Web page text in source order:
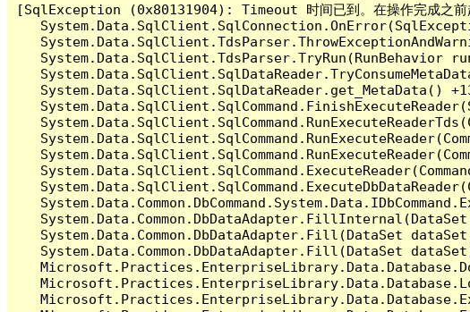
[SqlException (0x80131904): Timeout 时间已到。在操作完成之前
System.Data.SqlClient.TdsParser.TryRun(RunBehavior
System.Data.SqlClient.SqlDataReader.get_MetaData()
System.Data.Common.DbDataAdapter.Fill(DataSet
System.Data.Common.DbDataAdapter.Fill(DataSet